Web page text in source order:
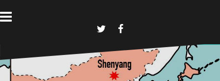
ン
ス
i
t
t
e
c
b